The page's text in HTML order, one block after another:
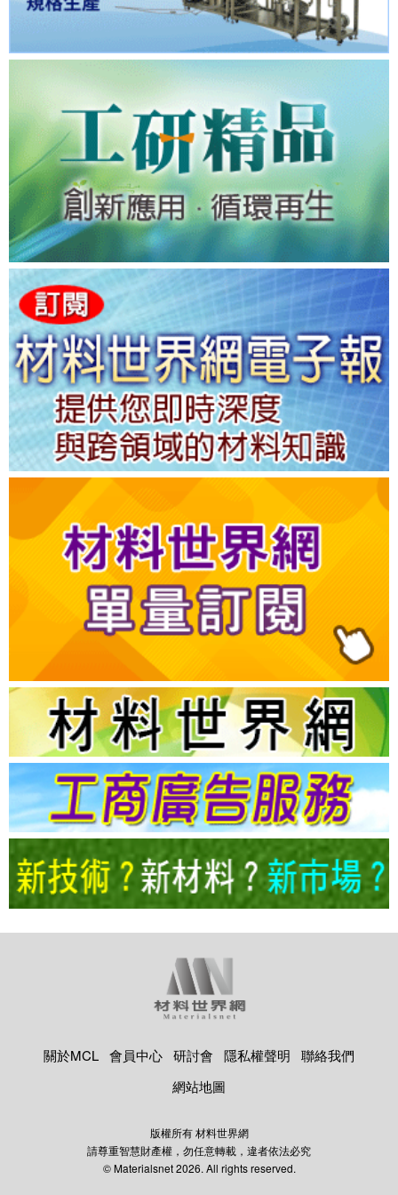
關於MCL 會員中心 研討會 隱私權聲明
聯絡我們
網站地圖
版權所有 材料世界網
請尊重智慧財產權，勿任意轉載，違者依法必究
© Materialsnet 2026. All rights reserved.